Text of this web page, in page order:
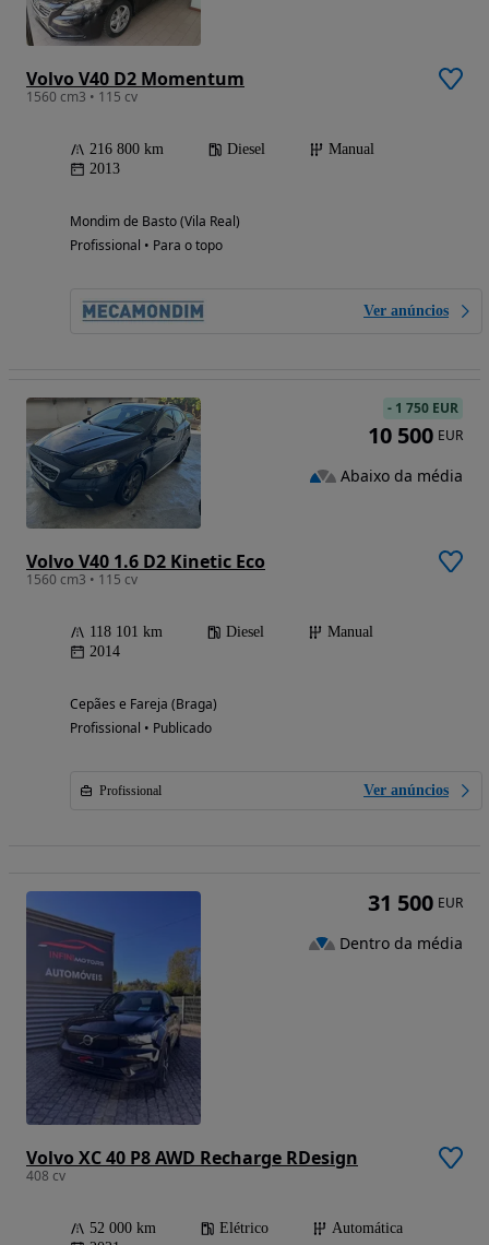
Volvo V40 D2 Momentum
1560 cm3 • 115 cv
216 800 km Diesel
Manual
2013
Mondim de Basto (Vila Real)
Profissional • Para o topo
Ver anúncios
Volvo V40 1.6 D2 Kinetic Eco
1560 cm3 • 115 cv
118 101 km Diesel
Manual
2014
Cepães e Fareja (Braga)
Profissional • Publicado
Profissional Ver anúncios
- 1 750 EUR
10 500 EUR
Abaixo da média
Volvo XC 40 P8 AWD Recharge RDesign
408 cv
52 000 km Elétrico
Automática
31 500 EUR
Dentro da média